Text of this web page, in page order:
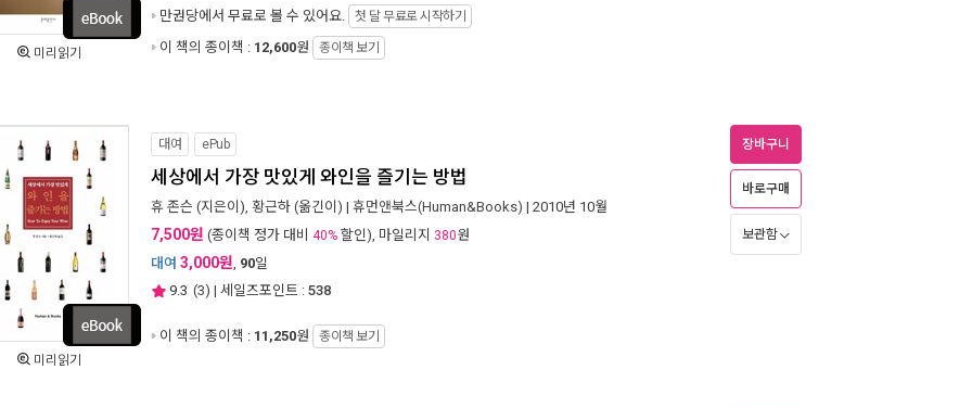
미리읽기
만권당에서 무료로 볼 수 있어요. 첫 달 무료로 시작하기
이 책의 종이책 : 12,600원 종이책 보기
미리읽기
대여 ePub
세상에서 가장 맛있게 와인을 즐기는 방법
휴 존슨 (지은이), 황근하 (옮긴이) | 휴먼앤북스(Human&Books) | 2010년 10월
7,500원 (종이책 정가 대비 40% 할인), 마일리지 380원
대여 3,000원, 90일
9.3 (3) | 세일즈포인트 : 538
이 책의 종이책 : 11,250원 종이책 보기
장바구니
바로구매
보관함